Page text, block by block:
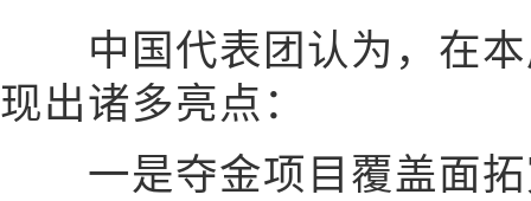
中国代表团认为，在本
现出诸多亮点：
一是夺金项目覆盖面拓